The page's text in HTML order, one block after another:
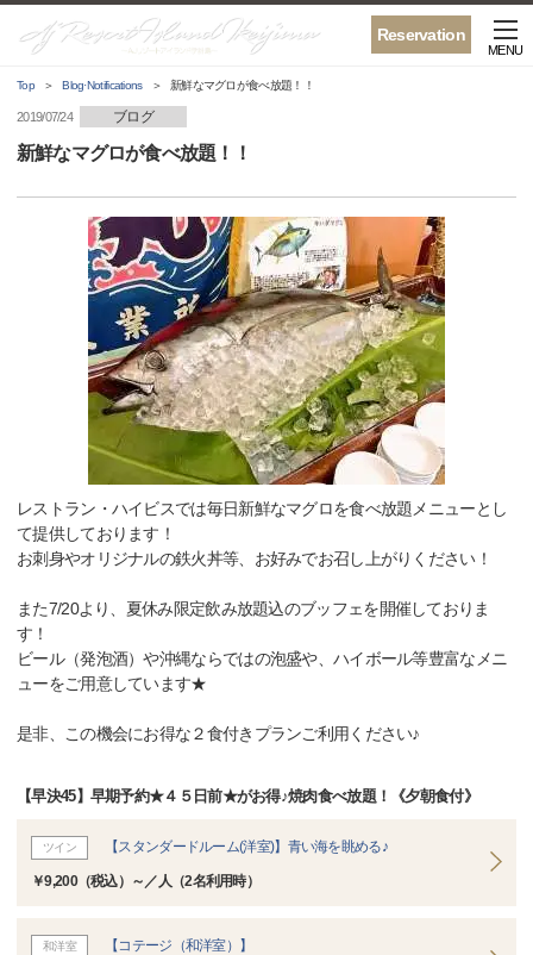
Reservation
MENU
Top Blog·Notifications 新鮮なマグロが食べ放題！！
2019/07/24 ブログ
新鮮なマグロが食べ放題！！
レストラン・ハイビスでは毎日新鮮なマグロを食べ放題メニューとし
て提供しております！
お刺身やオリジナルの鉄火丼等、お好みでお召し上がりください！
また7/20より、夏休み限定飲み放題込のブッフェを開催しておりま
す！
ビール（発泡酒）や沖縄ならではの泡盛や、ハイボール等豊富なメニ
ューをご用意しています★
是非、この機会にお得な２食付きプランご利用ください♪
【早決45】早期予約★４５日前★がお得♪焼肉食べ放題！《夕朝食付》
ツイン 【スタンダードルーム(洋室)】青い海を眺める♪
￥9,200（税込）～／人（2名利用時）
和洋室 【コテージ（和洋室）】